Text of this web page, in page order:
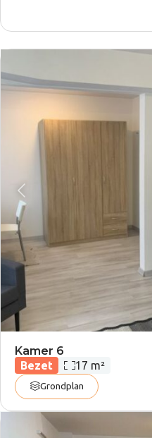
Kamer 6
Bezet Oppervlakte:
17 m²
Grondplan